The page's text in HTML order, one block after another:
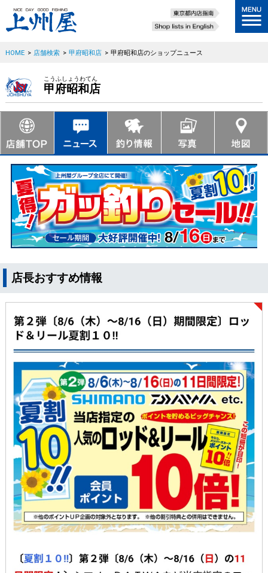
HOME > 店舗検索 > 甲府昭和店 > 甲府昭和店のショップニュース
こうふしょうわてん
甲府昭和店
店長おすすめ情報